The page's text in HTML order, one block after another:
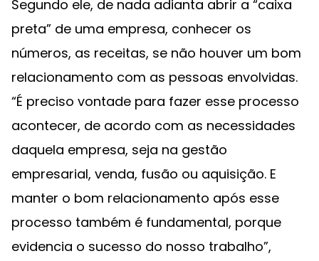
Segundo ele, de nada adianta abrir a “caixa
preta” de uma empresa, conhecer os
números, as receitas, se não houver um bom
relacionamento com as pessoas envolvidas.
“É preciso vontade para fazer esse processo
acontecer, de acordo com as necessidades
daquela empresa, seja na gestão
empresarial, venda, fusão ou aquisição. E
manter o bom relacionamento após esse
processo também é fundamental, porque
evidencia o sucesso do nosso trabalho”,